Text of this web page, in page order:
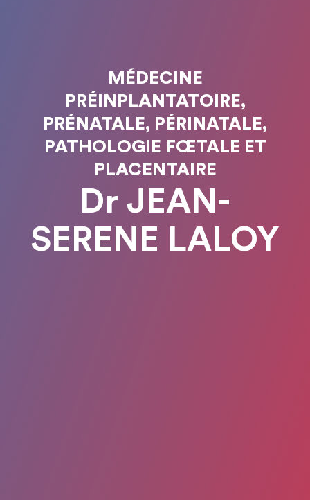
MÉDECINE
PRÉINPLANTATOIRE,
PRÉNATALE, PÉRINATALE,
PATHOLOGIE FŒTALE ET
PLACENTAIRE
Dr JEAN-
SERENE LALOY